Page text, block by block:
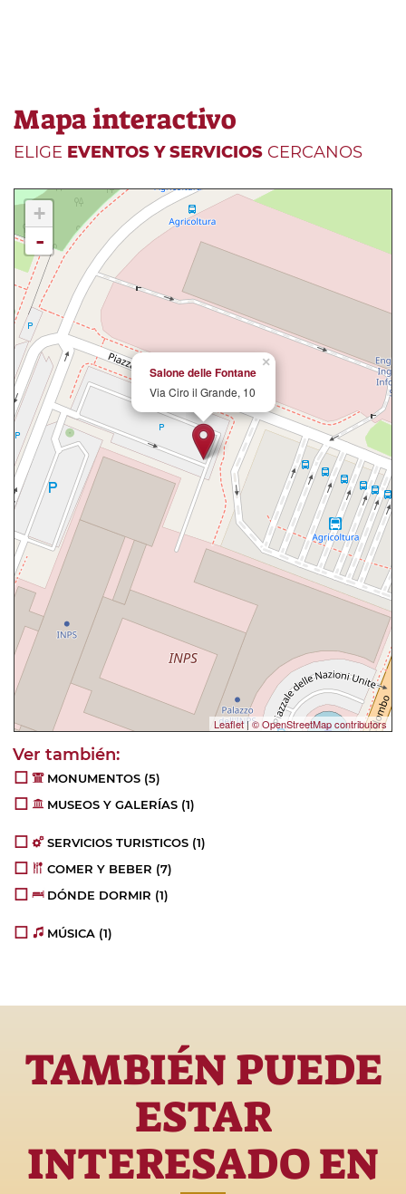
Mapa interactivo
ELIGE EVENTOS Y SERVICIOS CERCANOS
×
Salone delle Fontane
Via Ciro il Grande, 10
+
-
Leaflet|© OpenStreetMap contributors
MONUMENTOS (5)
MUSEOS Y GALERÍAS (1)
SERVICIOS TURISTICOS (1)
COMER Y BEBER (7)
DÓNDE DORMIR (1)
MÚSICA (1)
TAMBIÉN PUEDE
ESTAR
INTERESADO EN